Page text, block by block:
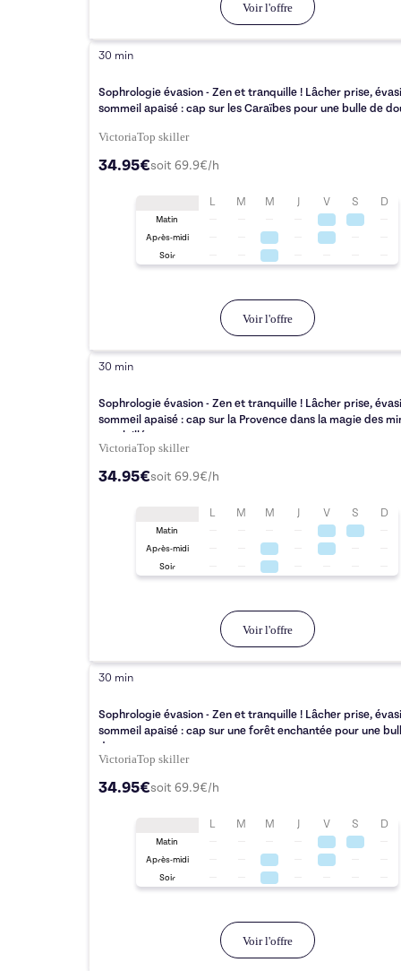
Voir l'offre
30 min
Sophrologie évasion - Zen et tranquille ! Lâcher prise,
sommeil apaisé : cap sur les Caraïbes pour une bulle de
VictoriaTop skiller
34.95€soit 69.9€/h
L M M J V S D
Matin
Après-midi
Soir
Voir l'offre
30 min
Sophrologie évasion - Zen et tranquille ! Lâcher prise,
sommeil apaisé : cap sur la Provence dans la magie des
ensoleillés
VictoriaTop skiller
34.95€soit 69.9€/h
L M M J V S D
Matin
Après-midi
Soir
Voir l'offre
30 min
Sophrologie évasion - Zen et tranquille ! Lâcher prise,
sommeil apaisé : cap sur une forêt enchantée pour une
douceur
VictoriaTop skiller
34.95€soit 69.9€/h
L M M J V S D
Matin
Après-midi
Soir
Voir l'offre